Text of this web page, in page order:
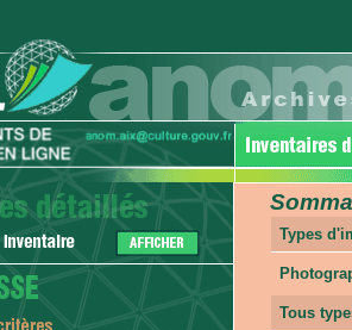
Types
Tous